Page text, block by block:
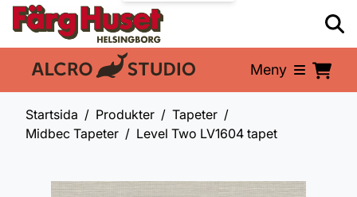
En del av: Meny
Startsida Produkter
Tapeter
Midbec Tapeter
Level Two LV1604 tapet